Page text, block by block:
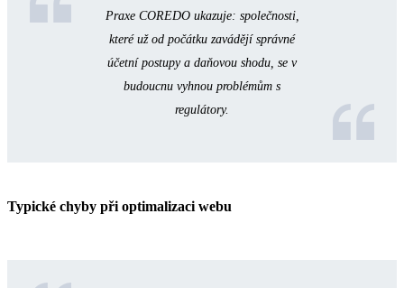
Praxe COREDO ukazuje: společnosti,
které už od počátku zavádějí správné
účetní postupy a daňovou shodu, se v
budoucnu vyhnou problémům s
regulátory.
Typické chyby při optimalizaci webu